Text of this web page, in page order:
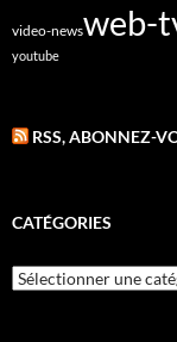
video-newsweb-
youtube
RSS, ABONNEZ-
CATÉGORIES
Catégories